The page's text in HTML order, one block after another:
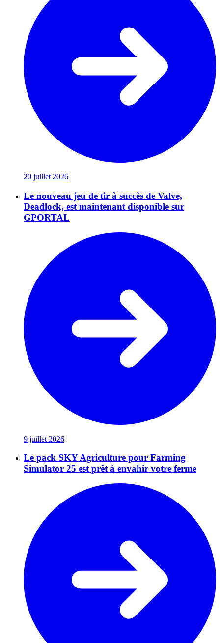
20 juillet 2026
Le nouveau jeu de tir à succès de Valve,
Deadlock, est maintenant disponible sur
GPORTAL
9 juillet 2026
Le pack SKY Agriculture pour Farming
Simulator 25 est prêt à envahir votre ferme